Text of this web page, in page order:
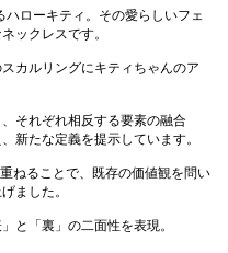
ローキティ。その愛らしいフェ
ックレスです。
カルリングにキティちゃんのア
それぞれ相反する要素の融合
新たな定義を提示しています。
ねることで、既存の価値観を問い
ました。
と「裏」の二面性を表現。